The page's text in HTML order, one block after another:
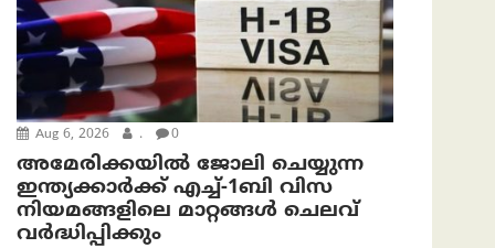
Aug 6, 2026 . 0
അമേരിക്കയില്‍ ജോലി ചെയ്യുന്ന
ഇന്ത്യക്കാർക്ക് എച്ച്-1ബി വിസ
നിയമങ്ങളിലെ മാറ്റങ്ങൾ ചെലവ്
വർദ്ധിപ്പിക്കും